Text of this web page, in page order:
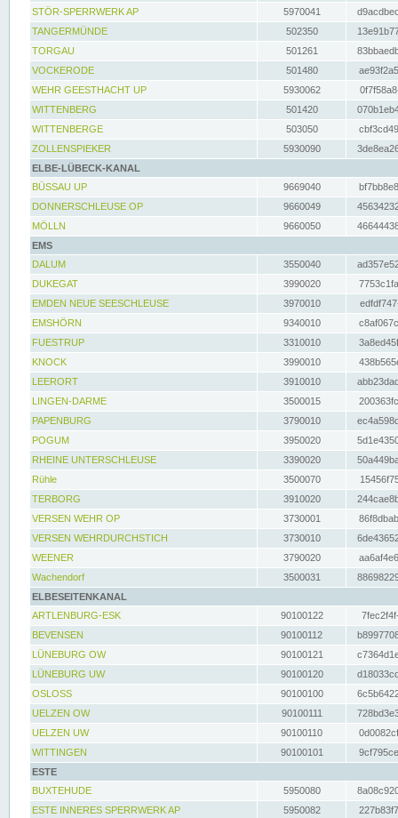
STÖR-SPERRWERK AP 5970041
TANGERMÜNDE
502350
TORGAU
501261
VOCKERODE
501480
WEHR GEESTHACHT UP
5930062
WITTENBERG
501420
WITTENBERGE
503050
ZOLLENSPIEKER
5930090
ELBE-LÜBECK-KANAL
BÜSSAU UP
9669040
DONNERSCHLEUSE OP
9660049
MÖLLN
9660050
EMS
DALUM
3550040
DUKEGAT
3990020
EMDEN NEUE SEESCHLEUSE
3970010
EMSHÖRN
9340010
FUESTRUP
3310010
KNOCK
3990010
LEERORT
3910010
LINGEN-DARME
3500015
PAPENBURG
3790010
POGUM
3950020
RHEINE UNTERSCHLEUSE
3390020
Rühle
3500070
TERBORG
3910020
VERSEN WEHR OP
3730001
VERSEN WEHRDURCHSTICH
3730010
WEENER
3790020
Wachendorf
3500031
ELBESEITENKANAL
ARTLENBURG-ESK
90100122
BEVENSEN
90100112
LÜNEBURG OW
90100121
LÜNEBURG UW
90100120
OSLOSS
90100100
UELZEN OW
90100111
UELZEN UW
90100110
WITTINGEN
90100101
ESTE
BUXTEHUDE
5950080
ESTE INNERES SPERRWERK AP
5950082